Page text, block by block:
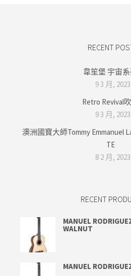
RECENT
韋笙堡 宇宙
9 3 月, 2023
Retro Revival
9 3 月, 2023
澳洲國寶大師Tommy Emmanuel
TE
8 2 月, 2023
RECENT
MANUEL
WALNUT
MANUEL